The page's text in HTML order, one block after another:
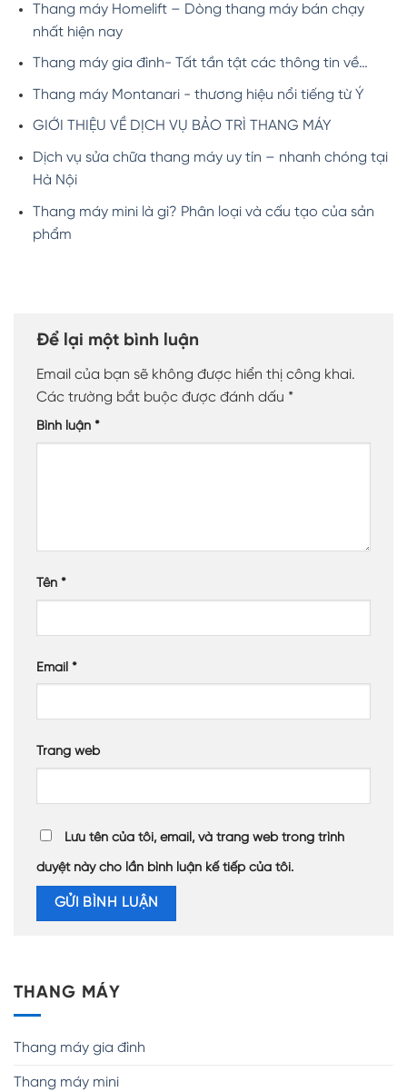
Thang máy Homelift – Dòng thang máy bán chạy
nhất hiện nay
Thang máy gia đình- Tất tần tật các thông tin về…
Thang máy Montanari - thương hiệu nổi tiếng từ Ý
GIỚI THIỆU VỀ DỊCH VỤ BẢO TRÌ THANG MÁY
Dịch vụ sửa chữa thang máy uy tín – nhanh chóng tại
Hà Nội
Thang máy mini là gì? Phân loại và cấu tạo của sản
phẩm
Để lại một bình luận
Email của bạn sẽ không được hiển thị công khai.
Các trường bắt buộc được đánh dấu *
Bình luận *
Tên *
Email *
Trang web
Lưu tên của tôi, email, và trang web trong trình
duyệt này cho lần bình luận kế tiếp của tôi.
THANG MÁY
Thang máy gia đình
Thang máy mini